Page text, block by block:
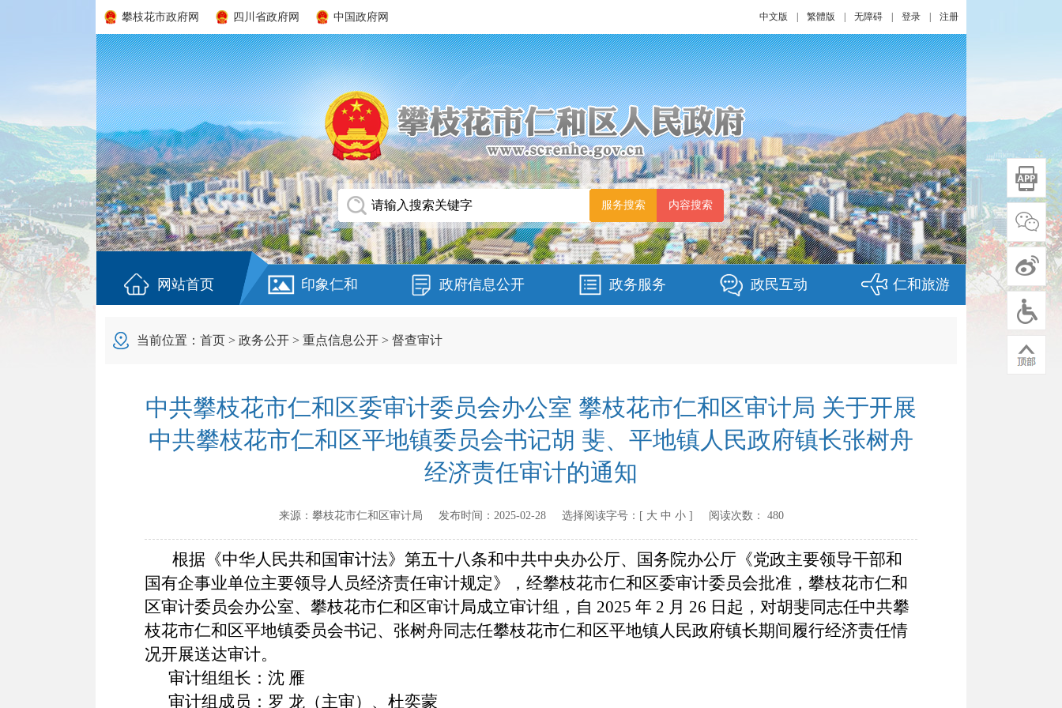
攀枝花市政府网 四川省政府网 中国政府网 中文版 繁體版 无障碍 登录 注册
网站首页 印象仁和 政府信息公开 政务服务 政民互动 仁和旅游
当前位置： 首页 > 政务公开 > 重点信息公开 > 督查审计
中共攀枝花市仁和区委审计委员会办公室 攀枝花市仁和区审计局 关于开展
中共攀枝花市仁和区平地镇委员会书记胡 斐、平地镇人民政府镇长张树舟
经济责任审计的通知
来源： 攀枝花市仁和区审计局 发布时间： 2025-02-28选择阅读字号：[ 大 中 小] 阅读次数： 480
根据《中华人民共和国审计法》第五十八条和中共中央办公厅、国务院办公厅《党政主要领导干部和
国有企事业单位主要领导人员经济责任审计规定》，经攀枝花市仁和区委审计委员会批准，攀枝花市仁和
区审计委员会办公室、攀枝花市仁和区审计局成立审计组，自 2025 年 2 月 26 日起，对胡斐同志任中共攀
枝花市仁和区平地镇委员会书记、张树舟同志任攀枝花市仁和区平地镇人民政府镇长期间履行经济责任情
况开展送达审计。
审计组组长：沈 雁
审计组成员：罗 龙（主审）、杜奕蒙